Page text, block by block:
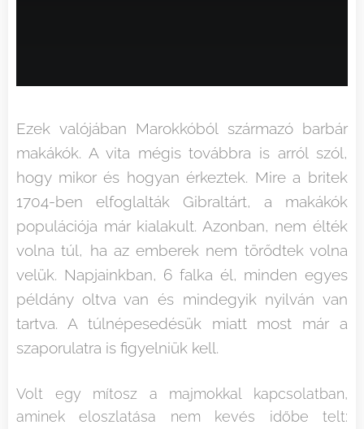
Ezek valójában Marokkóból származó barbár
makákók. A vita mégis továbbra is arról szól,
hogy mikor és hogyan érkeztek. Mire a britek
1704-ben elfoglalták Gibraltárt, a makákók
populációja már kialakult. Azonban, nem élték
volna túl, ha az emberek nem törődtek volna
velük. Napjainkban, 6 falka él, minden egyes
példány oltva van és mindegyik nyilván van
tartva. A túlnépesedésük miatt most már a
szaporulatra is figyelniük kell.
Volt egy mítosz a majmokkal kapcsolatban,
aminek eloszlatása nem kevés időbe telt: